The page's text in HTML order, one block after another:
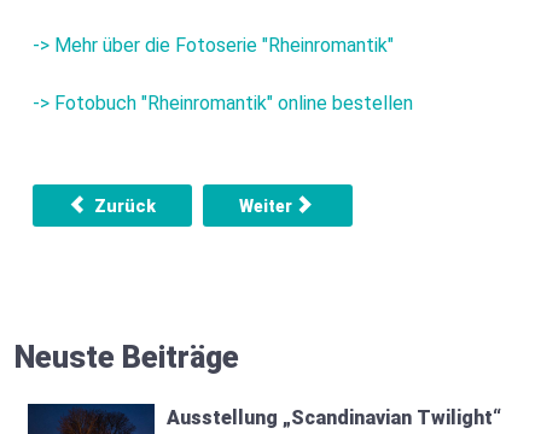
-> Mehr über die Fotoserie "Rheinromantik"
-> Fotobuch "Rheinromantik" online bestellen
Vorheriger Beitrag: Ausstellung „Scandinavian Twilight“
Zurück Nächster Beitrag: Interview und
Weiter
Neuste Beiträge
Ausstellung „Scandinavian Twilight“